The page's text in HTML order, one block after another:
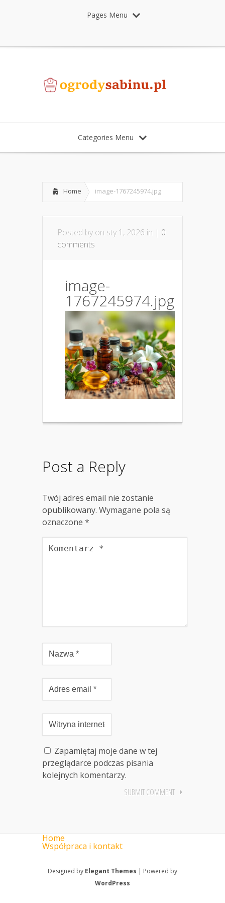
Pages Menu
Categories Menu
Home image-1767245974.jpg
Posted by on sty 1, 2026 in | 0
comments
image-
1767245974.jpg
Post a Reply
Twój adres email nie zostanie
opublikowany. Wymagane pola są
oznaczone *
Zapamiętaj moje dane w tej
przeglądarce podczas pisania
kolejnych komentarzy.
Home
Współpraca i kontakt
Designed by Elegant Themes | Powered by
WordPress